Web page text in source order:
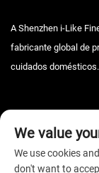
A Shenzhen i-Like
fabricante global de
cuidados domésticos.
We value
We use cookies
don't want to